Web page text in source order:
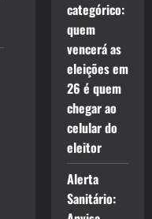
categórico:
quem
vencerá as
eleições em
26 é quem
chegar ao
celular do
eleitor
Alerta
Sanitário: